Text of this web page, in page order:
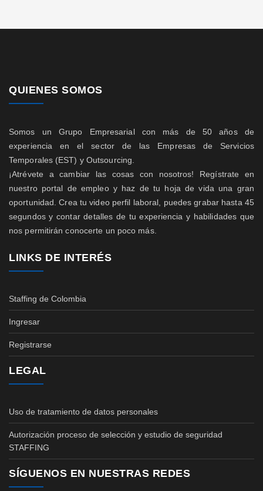
QUIENES SOMOS
Somos un Grupo Empresarial con más de 50 años de
experiencia en el sector de las Empresas de Servicios
Temporales (EST) y Outsourcing.
¡Atrévete a cambiar las cosas con nosotros! Regístrate en
nuestro portal de empleo y haz de tu hoja de vida una gran
oportunidad. Crea tu video perfil laboral, puedes grabar hasta 45
segundos y contar detalles de tu experiencia y habilidades que
nos permitirán conocerte un poco más.
LINKS DE INTERÉS
Staffing de Colombia
Ingresar
Registrarse
LEGAL
Uso de tratamiento de datos personales
Autorización proceso de selección y estudio de seguridad
STAFFING
SÍGUENOS EN NUESTRAS REDES